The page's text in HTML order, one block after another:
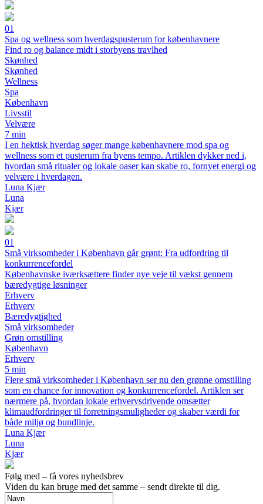
01
Spa og wellness som hverdags­pusterum for københavnere
Find ro og balance midt i storbyens travlhed
Skønhed
Skønhed
Wellness
Spa
København
Livsstil
Velvære
7 min
I en hektisk hverdag søger mange københavnere mod spa og
wellness som et pusterum fra byens tempo. Artiklen dykker ned i,
hvordan små ritualer og lokale oaser kan skabe ro, fornyet energi og
velvære i hverdagen.
Luna Kjær
Luna
Kjær
01
Små virksomheder i København går grønt: Fra udfordring til
konkurrencefordel
Københavnske iværksættere finder nye veje til vækst gennem
bæredygtige løsninger
Erhverv
Erhverv
Bæredygtighed
Små virksomheder
Grøn omstilling
København
Erhverv
5 min
Flere små virksomheder i København ser nu den grønne omstilling
som en chance for innovation og konkurrencefordel. Artiklen ser
nærmere på, hvordan lokale erhvervsdrivende omsætter
klimaudfordringer til forretningsmuligheder og skaber værdi for
både miljø og bundlinje.
Luna Kjær
Luna
Kjær
Følg med – få vores nyhedsbrev
Viden du kan bruge med det samme – sendt direkte til dig.